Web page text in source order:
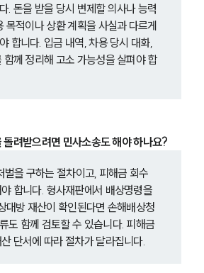
. 돈을 받을 당시 변제할 의사나 능력
목적이나 상환 계획을 사실과 다르게
합니다. 입금 내역, 차용 당시 대화,
함께 정리해 고소 가능성을 살펴야 합
려받으려면 민사소송도 해야 하나요?
벌을 구하는 절차이고, 피해금 회수
합니다. 형사재판에서 배상명령을
대방 재산이 확인된다면 손해배상청
도 함께 검토할 수 있습니다. 피해금
단서에 따라 절차가 달라집니다.